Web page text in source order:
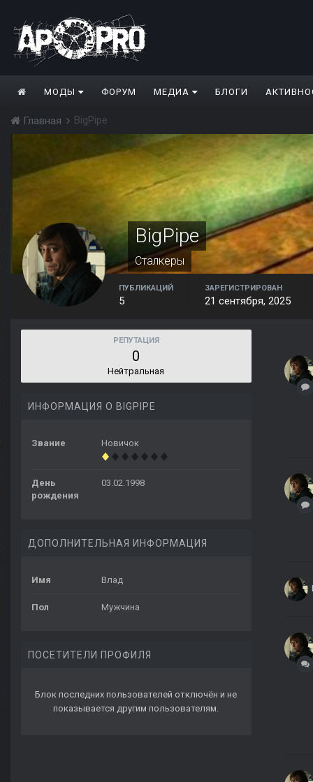
МОДЫ ФОРУМ МЕДИА БЛОГИ
Главная BigPipe
BigPipe
Сталкеры
ПУБЛИКАЦИЙ
5
ЗАРЕГИСТРИРОВАН
21 сентября, 2025
РЕПУТАЦИЯ
0
Нейтральная
ИНФОРМАЦИЯ О BIGPIPE
Звание Новичок
День
рождения
03.02.1998
ДОПОЛНИТЕЛЬНАЯ ИНФОРМАЦИЯ
Имя Влад
Пол Мужчина
ПОСЕТИТЕЛИ ПРОФИЛЯ
Блок последних пользователей отключён и не
показывается другим пользователям.